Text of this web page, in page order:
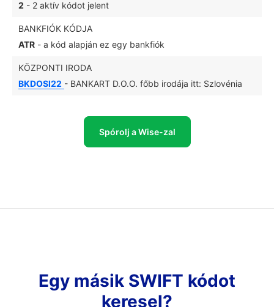
2 - 2 aktív kódot jelent
BANKFIÓK KÓDJA
ATR - a kód alapján ez egy bankfiók
KÖZPONTI IRODA
BKDOSI22 - BANKART D.O.O. főbb irodája itt: Szlovénia
Spórolj a Wise-zal
Egy másik SWIFT kódot
keresel?